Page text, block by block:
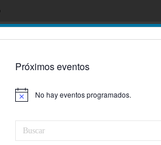
Próximos eventos
Aviso No hay eventos programados.